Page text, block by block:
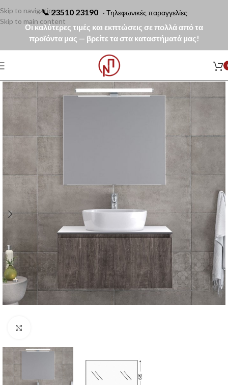
📞23510 23190 · Τηλεφωνικές παραγγελίες
Οι καλύτερες τιμές και εκπτώσεις σε πολλά από τα
προϊόντα μας — βρείτε τα στα καταστήματά μας!
Skip to navigation
Skip to main content